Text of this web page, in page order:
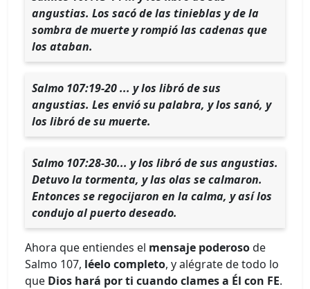
angustias. Los sacó de las tinieblas y de la
sombra de muerte y rompió las cadenas que
los ataban.
Salmo 107:19-20 ... y los libró de sus
angustias. Les envió su palabra, y los sanó, y
los libró de su muerte.
Salmo 107:28-30... y los libró de sus angustias.
Detuvo la tormenta, y las olas se calmaron.
Entonces se regocijaron en la calma, y así los
condujo al puerto deseado.
Ahora que entiendes el mensaje poderosode
Salmo 107, léelo completo, y alégrate de todo lo
que Dios hará por ti cuando clames a Él con FE.